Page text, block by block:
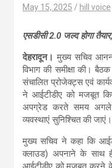
May 15, 2025 hill voice
एसडीसी 2.0 जल्द होगा
देहरादून। मुख्य सचिव आनन्द
विभाग की समीक्षा की।
संचालित प्रोजेक्ट्स एवं
ने आईटीडीए को मजबूत
अपग्रेड करते समय
व्यवस्थाएं सुनिश्चित की जाएं।
मुख्य सचिव ने कहा कि
क्लाउड) अपनाने के साथ ही